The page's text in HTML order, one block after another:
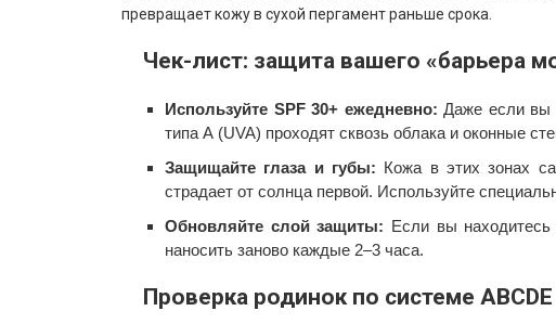
превращает кожу в сухой пергамент раньше срока.
Чек-лист: защита вашего «барьера
Используйте SPF 30+ ежедневно: Даже если вы
типа А (UVA) проходят сквозь облака и оконные
Защищайте глаза и губы: Кожа в этих зонах
страдает от солнца первой. Используйте
Обновляйте слой защиты: Если вы
наносить заново каждые 2–3 часа.
Проверка родинок по системе ABCDE